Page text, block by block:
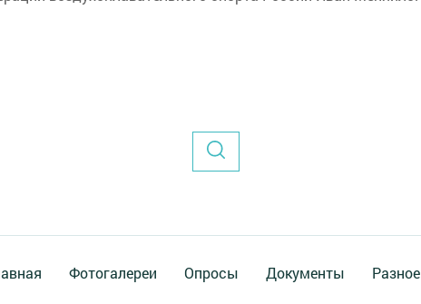
Фотогалереи Опросы Документы Разное